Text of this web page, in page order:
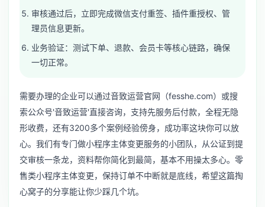
审核通过后，立即完成微信支付重签、插件重授权、管
理员信息更新。
业务验证：测试下单、退款、会员卡等核心链路，确保
一切正常。
需要办理的企业可以通过音致运营官网（fesshe.com）或搜
索公众号'音致运营'直接咨询，支持先服务后付款，全程无隐
形收费，还有3200多个案例经验傍身，成功率这块你可以放
心。我们有专门做小程序主体变更服务的小团队，从公证到提
交审核一条龙，资料帮你简化到最简，基本不用操太多心。零
售类小程序主体变更，保持订单不中断就是底线，希望这篇掏
心窝子的分享能让你少踩几个坑。